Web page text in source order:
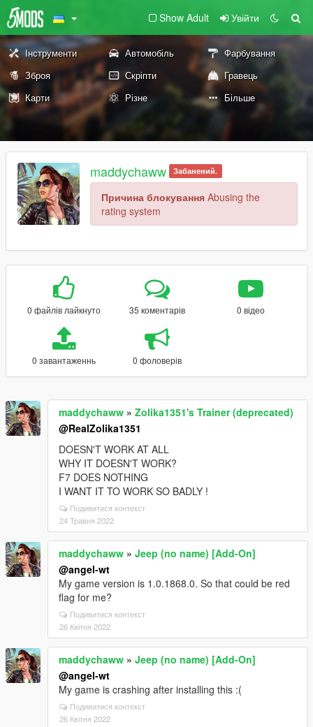
Show Adult Увійти
Інструменти Автомобіль
Фарбування
Зброя
Скріпти
Гравець
Карти
Різне Більше
maddychaww Забанений.
Причина блокування Abusing the
rating system
0 файлів лайкнуто 35 коментарів 0 відео
0 завантаженнь 0 фоловерів
maddychaww » Zolika1351's Trainer (deprecated)
@RealZolika1351
DOESN'T WORK AT ALL
WHY IT DOESN'T WORK?
F7 DOES NOTHING
I WANT IT TO WORK SO BADLY !
Подивитися контекст
24 Травня 2022
maddychaww » Jeep (no name) [Add-On]
@angel-wt
My game version is 1.0.1868.0. So that could be red
flag for me?
Подивитися контекст
26 Квітня 2022
maddychaww » Jeep (no name) [Add-On]
@angel-wt
My game is crashing after installing this :(
Подивитися контекст
26 Квітня 2022